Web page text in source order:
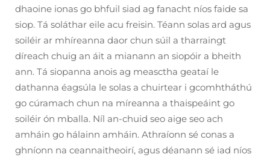
dhaoine ionas go bhfuil siad ag fanacht níos faide sa
siop. Tá soláthar eile acu freisin. Téann solas ard agus
soiléir ar mhíreanna daor chun súil a tharraingt
díreach chuig an áit a mianann an siopóir a bheith
ann. Tá siopanna anois ag measctha geataí le
dathanna éagsúla le solas a chuirtear i gcomhtháthú
go cúramach chun na míreanna a thaispeáint go
soiléir ón mballa. Níl an-chuid seo aige seo ach
amháin go hálainn amháin. Athraíonn sé conas a
ghníonn na ceannaitheoirí, agus déanann sé iad níos